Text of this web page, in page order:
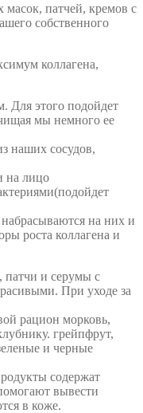
масок, патчей, кремов с
собственного
коллагена,
Для этого подойдет
мы немного ее
наших сосудов,
на лицо
на них и
роста коллагена и
патчи и серумы с
При уходе за
рацион морковь,
грейпфрут,
и черные
содержат
вывести
в коже.